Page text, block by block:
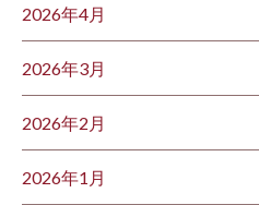
2026年4月
2026年3月
2026年2月
2026年1月